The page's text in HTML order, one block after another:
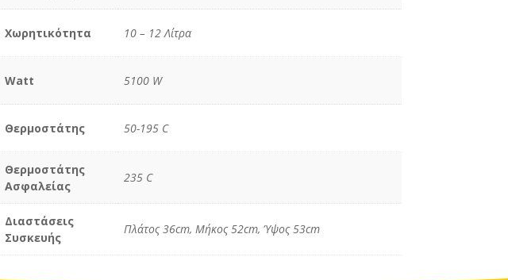
Χωρητικότητα 10 – 12 Λίτρα
Watt 5100 W
Θερμοστάτης 50-195 C
Θερμοστάτης
Ασφαλείας
235 C
Διαστάσεις
Συσκευής
Πλάτος 36cm, Μήκος 52cm, Ύψος 53cm